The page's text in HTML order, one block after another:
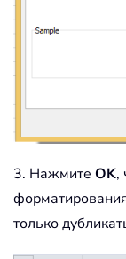
3. Нажмите OK,
только